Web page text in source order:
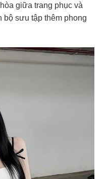
giữa trang phục và
bộ sưu tập thêm phong